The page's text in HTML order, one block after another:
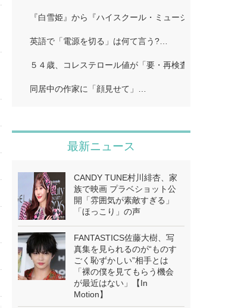
『白雪姫』から『ハイスクール・ミュージカル/ザ・ム
英語で「電源を切る」は何て言う?…
５４歳、コレステロール値が「要・再検査」…
同居中の作家に「顔見せて」…
最新ニュース
CANDY TUNE村川緋杏、家
族で映画 プラベショット公
開「雰囲気が素敵すぎる」
「ほっこり」の声
FANTASTICS佐藤大樹、写
真集を見られるのが“ものす
ごく恥ずかしい”相手とは
「裸の僕を見てもらう機会
が最近はない」【In
Motion】